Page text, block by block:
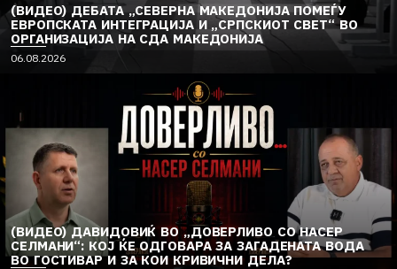
(ВИДЕО) ДЕБАТА „СЕВЕРНА МАКЕДОНИЈА ПОМЕЃУ
ЕВРОПСКАТА ИНТЕГРАЦИЈА И „СРПСКИОТ СВЕТ“ ВО
ОРГАНИЗАЦИЈА НА СДА МАКЕДОНИЈА
06.08.2026
(ВИДЕО) ДАВИДОВИЌ ВО „ДОВЕРЛИВО СО НАСЕР
СЕЛМАНИ“: КОЈ ЌЕ ОДГОВАРА ЗА ЗАГАДЕНАТА ВОДА
ВО ГОСТИВАР И ЗА КОИ КРИВИЧНИ ДЕЛА?